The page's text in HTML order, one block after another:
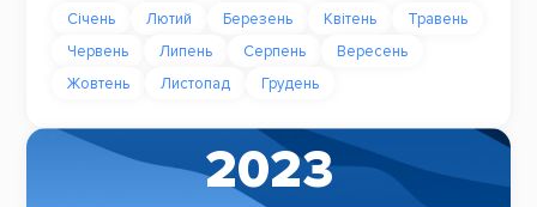
Січень Лютий Березень Квітень
Травень
Червень
Липень Серпень
Вересень
Жовтень
Листопад Грудень
2023